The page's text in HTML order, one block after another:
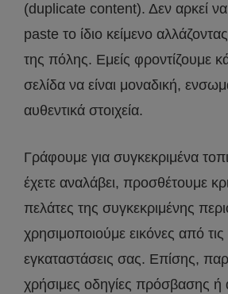
(duplicate content). Δεν αρκεί
paste το ίδιο κείμενο
της πόλης. Εμείς φροντίζουμε
σελίδα να είναι μοναδική,
αυθεντικά στοιχεία.
Γράφουμε για συγκεκριμένα
έχετε αναλάβει, προσθέτουμε
πελάτες της συγκεκριμένης
χρησιμοποιούμε εικόνες από τις
εγκαταστάσεις σας. Επίσης,
χρήσιμες οδηγίες πρόσβασης ή